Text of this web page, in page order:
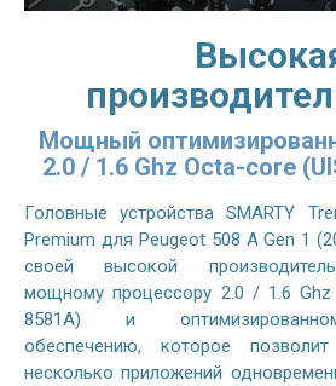
Мощный
2.0 / 1.6 Ghz Octa-core
Головные устройства SMARTY
Premium для Peugeot 508 A Gen 1
своей высокой
мощному процессору 2.0 / 1.6
8581A) и
обеспечению, которое
несколько приложений